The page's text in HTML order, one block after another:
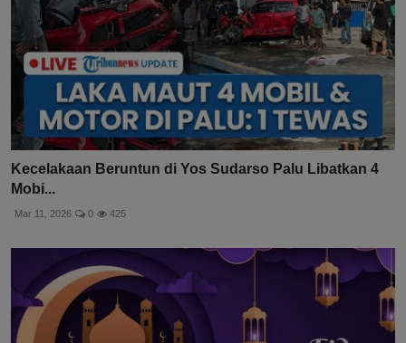
Kecelakaan Beruntun di Yos Sudarso Palu Libatkan 4
Mobi...
Mar 11, 2026 0 425